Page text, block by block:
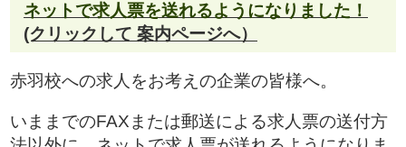
ネットで求人票を送れるようになりました！
(クリックして 案内ページへ）
赤羽校への求人をお考えの企業の皆様へ。
いままでのFAXまたは郵送による求人票の送付方